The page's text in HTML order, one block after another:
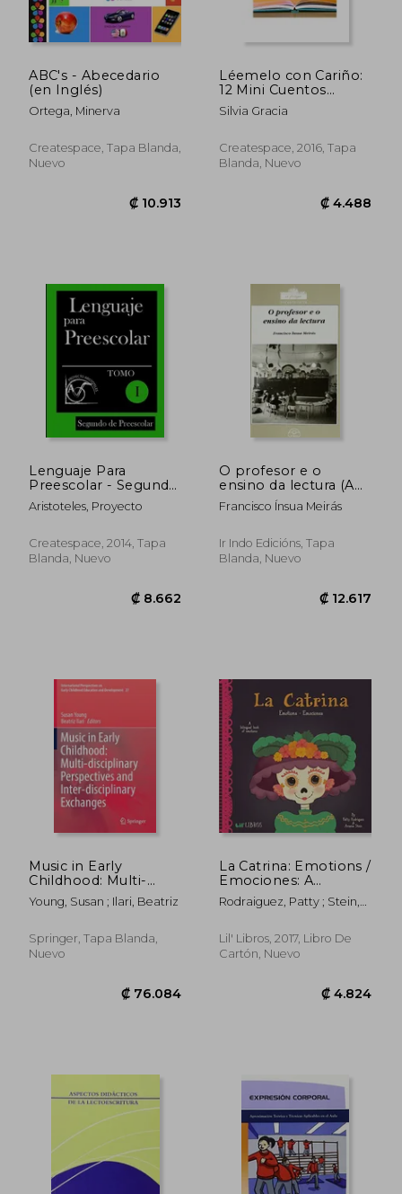
ABC's - Abecedario
(en Inglés)
Ortega, Minerva
Createspace, Tapa Blanda,
Nuevo
₡ 10.913
Léemelo con Cariño:
12 Mini Cuentos
Infantiles Para la
Reflexión -
Silvia Gracia
Createspace, 2016, Tapa
Blanda, Nuevo
Lenguaje Para
Preescolar - Segundo
De Preescolar - Tomo
I (lenguaje Para 2º De
1) (spanish Edition)
Aristoteles, Proyecto
Createspace, 2014, Tapa
Blanda, Nuevo
O profesor e o
ensino da lectura (A
Fraga)
Francisco Ínsua Meirás
Ir Indo Edicións, Tapa
Blanda, Nuevo
Music in Early
Childhood: Multi-
Disciplinary
Perspectives and
Exchanges (en
Inglés)
Young, Susan ; Ilari, Beatriz
Springer, Tapa Blanda,
Nuevo
La Catrina: Emotions /
Emociones: A
Bilingual Book of
Emotions
Rodraiguez, Patty ; Stein,
Lil' Libros, 2017, Libro De
Cartón, Nuevo